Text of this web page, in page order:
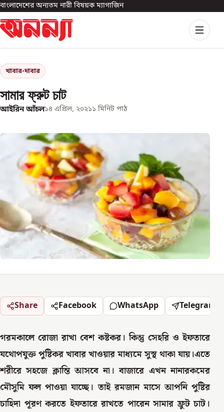
বাংলাদেশের অন্যতম নারী বিষয়ক ম্যাগাজিন
খাবার-দাবার
সামার ফ্রুট চাট
আইরিন আঁচল১৪ এপ্রিল, ২০২১১ মিনিট পাঠ
Share Facebook WhatsApp Telegram
গরমকালে রোজা রাখা বেশ কষ্টকর। কিন্তু সেহরি ও ইফতারে
যথোপযুক্ত পুষ্টিকর খাবার খাওয়ার মাধ্যমে সুস্থ থাকা যায়।এতে
শরীরে সহজে ক্লান্তি আসবে না। বাজারে এখন নানারকমের
মৌসুমি ফল পাওয়া যাচ্ছে। তাই রমজান মাসে আপনি পুষ্টির
চাহিদা পূরণ করতে ইফতারে রাখতে পারেন সামার ফ্রুট চাট।